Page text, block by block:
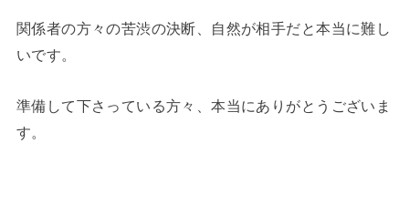
関係者の方々の苦渋の決断、自然が相手だと本当に難し
いです。
準備して下さっている方々、本当にありがとうございま
す。